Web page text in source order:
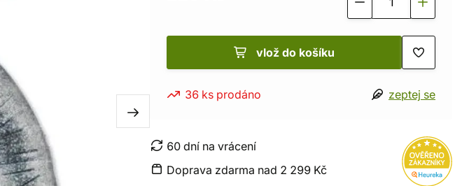
vlož do košíku
36 ks prodáno zeptej se
60 dní na vrácení
Doprava zdarma nad 2 299 Kč